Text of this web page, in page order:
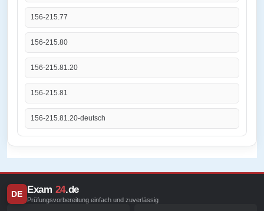
156-215.77
156-215.80
156-215.81.20
156-215.81
156-215.81.20-deutsch
DE Exam 24.de
Prüfungsvorbereitung einfach und zuverlässig